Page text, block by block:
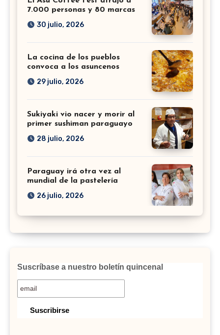
7.000 personas y 80 marcas
30 julio, 2026
La cocina de los pueblos
convoca a los asuncenos
29 julio, 2026
Sukiyaki vio nacer y morir al
primer sushiman paraguayo
28 julio, 2026
Paraguay irá otra vez al
mundial de la pastelería
26 julio, 2026
Suscríbase a nuestro boletín quincenal